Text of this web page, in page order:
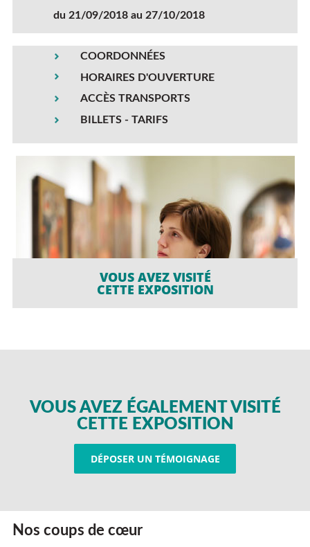
du 21/09/2018 au 27/10/2018
COORDONNÉES
HORAIRES D'OUVERTURE
ACCÈS TRANSPORTS
BILLETS - TARIFS
VOUS AVEZ VISITÉ
CETTE EXPOSITION
VOUS AVEZ ÉGALEMENT VISITÉ
CETTE EXPOSITION
DÉPOSER UN TÉMOIGNAGE
Nos coups de cœur